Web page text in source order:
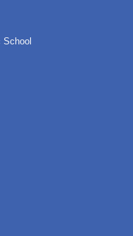
School